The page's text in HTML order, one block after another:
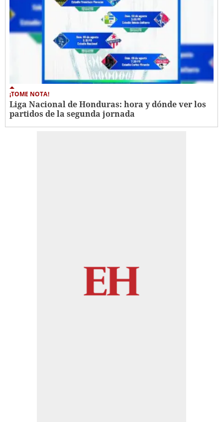
¡TOME NOTA!
Liga Nacional de Honduras: hora y dónde ver los
partidos de la segunda jornada